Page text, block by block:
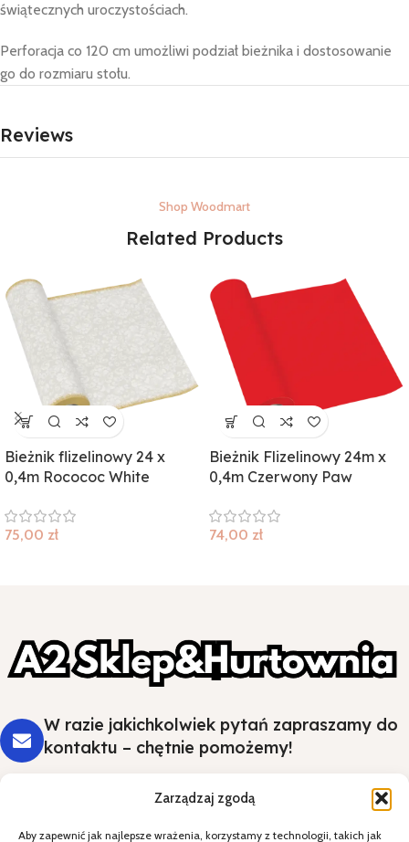
Zarządzaj zgodą
Aby zapewnić jak najlepsze wrażenia, korzystamy z technologii, takich jak
świątecznych uroczystościach.
Perforacja co 120 cm umożliwi podział bieżnika i dostosowanie
go do rozmiaru stołu.
Reviews
Shop Woodmart
Related Products
Bieżnik flizelinowy 24 x
0,4m Rocococ White
75,00 zł
Bieżnik Flizelinowy 24m x
0,4m Czerwony Paw
74,00 zł
W razie jakichkolwiek pytań zapraszamy do
kontaktu – chętnie pomożemy!